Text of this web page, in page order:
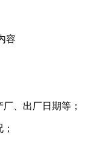
容
、出厂日期等；